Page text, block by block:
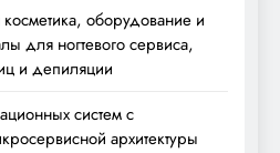
оборудование и
для ногтевого сервиса,
и депиляции
систем с
архитектуры